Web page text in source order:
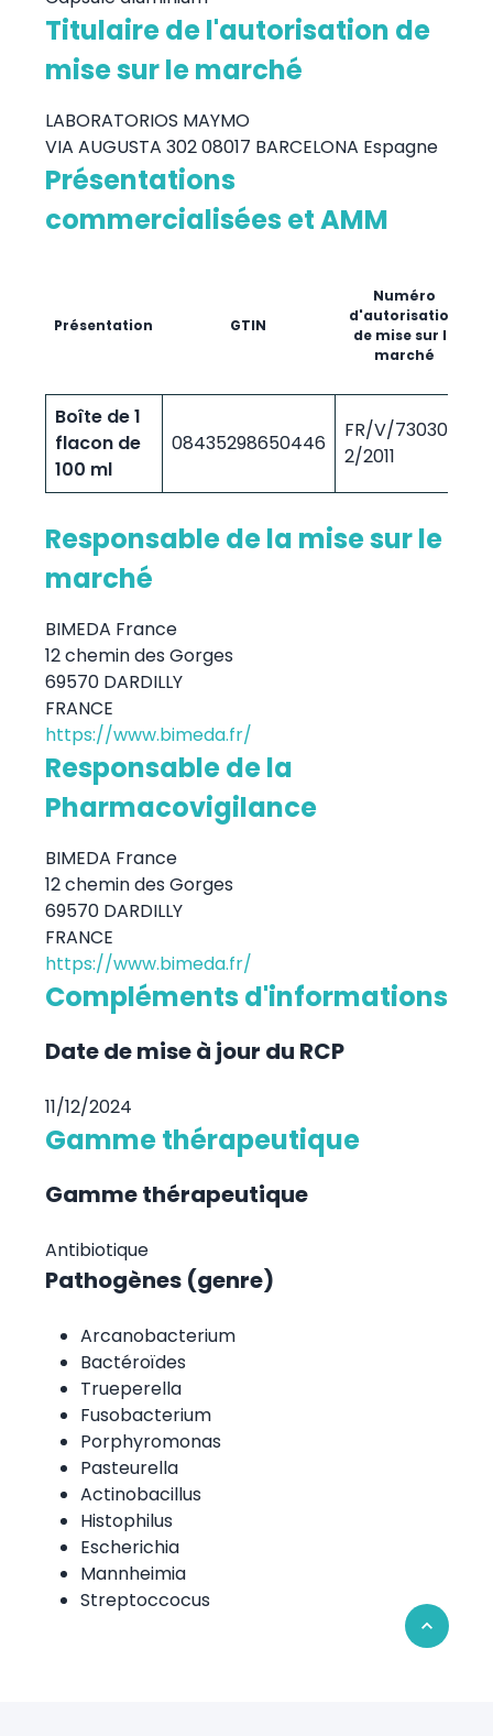
Titulaire de l'autorisation de
mise sur le marché
LABORATORIOS MAYMO
VIA AUGUSTA 302 08017 BARCELONA Espagne
Présentations
commercialisées et AMM
Présentation GTIN
Numéro
d'autorisation
de mise sur le
marché
Boîte de 1
flacon de
100 ml
08435298650446
FR/V/7303041
2/2011
Responsable de la mise sur le
marché
BIMEDA France
12 chemin des Gorges
69570 DARDILLY
FRANCE
https://www.bimeda.fr/
Responsable de la
Pharmacovigilance
BIMEDA France
12 chemin des Gorges
69570 DARDILLY
FRANCE
https://www.bimeda.fr/
Compléments d'informations
Date de mise à jour du RCP
11/12/2024
Gamme thérapeutique
Gamme thérapeutique
Antibiotique
Pathogènes (genre)
Arcanobacterium
Bactéroïdes
Trueperella
Fusobacterium
Porphyromonas
Pasteurella
Actinobacillus
Histophilus
Escherichia
Mannheimia
Streptoccocus
Retour